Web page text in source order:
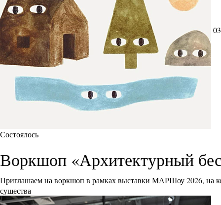
Состоялось
Воркшоп «Архитектурный
Приглашаем на воркшоп в рамках выставки МАРШоу 2026, на
существа